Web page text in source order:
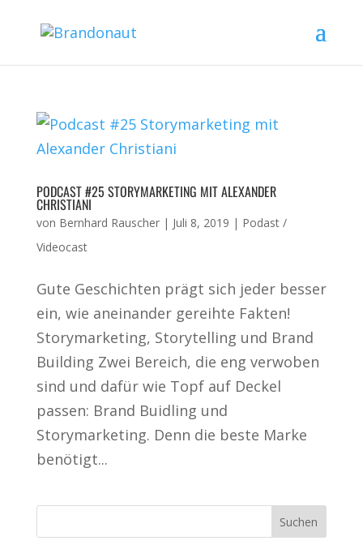
PODCAST #25 STORYMARKETING MIT ALEXANDER
CHRISTIANI
von Bernhard Rauscher| Juli 8, 2019 | Podast /
Videocast
Gute Geschichten prägt sich jeder besser
ein, wie aneinander gereihte Fakten!
Storymarketing, Storytelling und Brand
Building Zwei Bereich, die eng verwoben
sind und dafür wie Topf auf Deckel
passen: Brand Buidling und
Storymarketing. Denn die beste Marke
benötigt...